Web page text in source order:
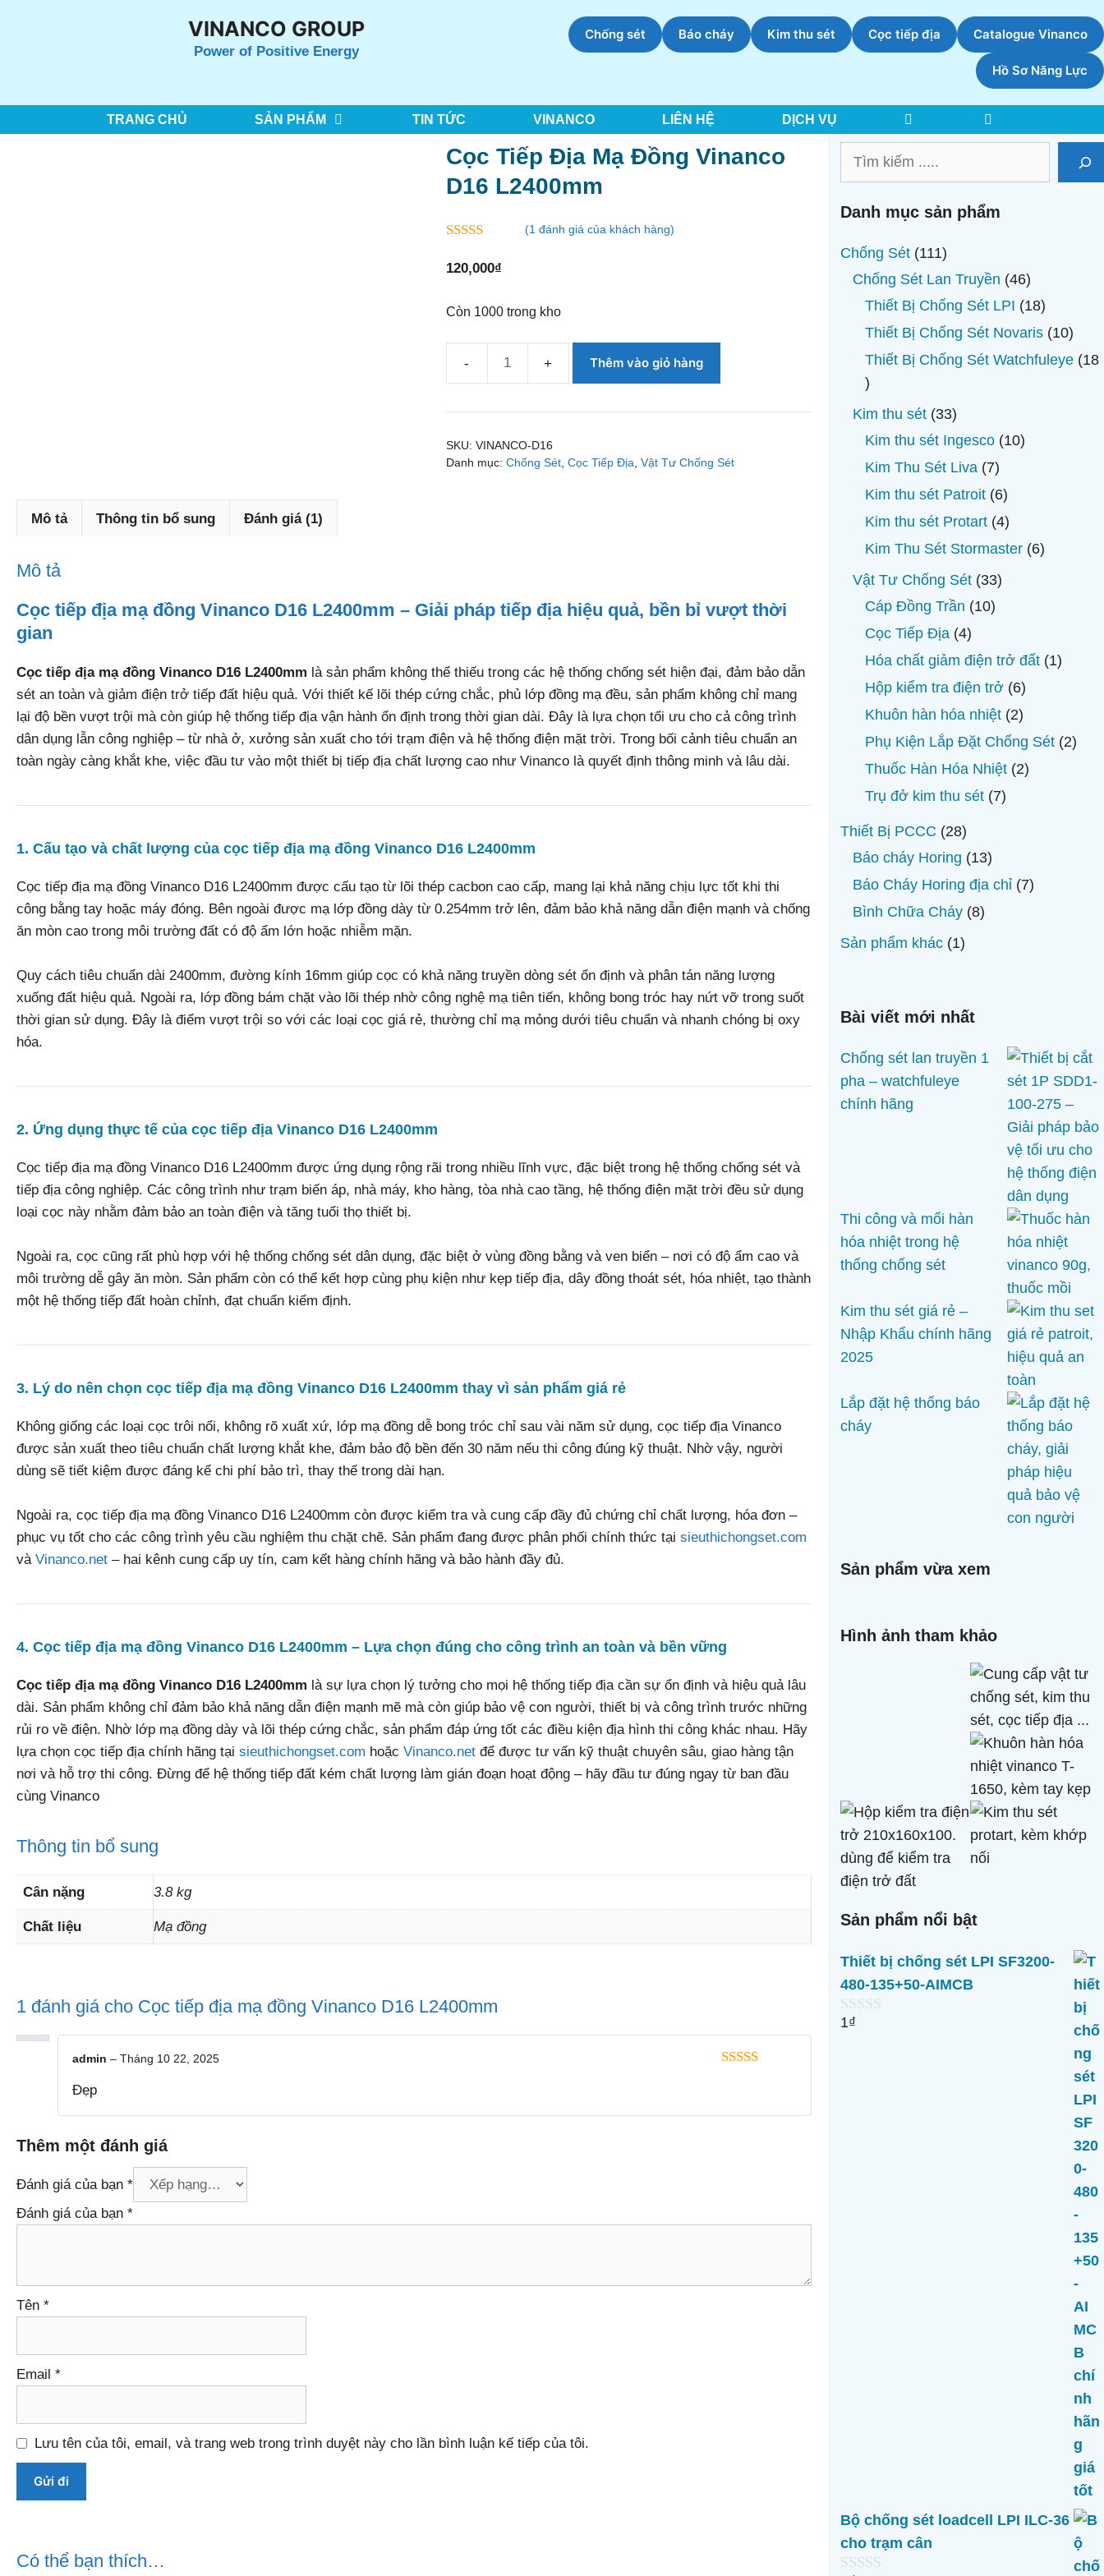
Chống sét Báo cháy Kim thu sét Cọc tiếp địa Catalogue Vinanco
Hồ Sơ Năng Lực
VINANCO GROUP
Power of Positive Energy
TRANG CHỦ SẢN PHẨM TIN TỨC VINANCO LIÊN HỆ DỊCH VỤ
Cọc Tiếp Địa Mạ Đồng Vinanco
D16 L2400mm
(1đánh giá của khách hàng)
120,000₫
Còn 1000 trong kho
địa
mạ
đồng
Thêm vào giỏ hàng
SKU: VINANCO-D16
Danh mục: Chống Sét, Cọc Tiếp Địa, Vật Tư Chống Sét
Mô tả Thông tin bổ sung Đánh giá (1)
Mô tả
Cọc tiếp địa mạ đồng Vinanco D16 L2400mm – Giải pháp tiếp địa hiệu quả, bền bỉ vượt thời
gian
Cọc tiếp địa mạ đồng Vinanco D16 L2400mm là sản phẩm không thể thiếu trong các hệ thống chống sét hiện đại, đảm bảo dẫn
sét an toàn và giảm điện trở tiếp đất hiệu quả. Với thiết kế lõi thép cứng chắc, phủ lớp đồng mạ đều, sản phẩm không chỉ mang
lại độ bền vượt trội mà còn giúp hệ thống tiếp địa vận hành ổn định trong thời gian dài. Đây là lựa chọn tối ưu cho cả công trình
dân dụng lẫn công nghiệp – từ nhà ở, xưởng sản xuất cho tới trạm điện và hệ thống điện mặt trời. Trong bối cảnh tiêu chuẩn an
toàn ngày càng khắt khe, việc đầu tư vào một thiết bị tiếp địa chất lượng cao như Vinanco là quyết định thông minh và lâu dài.
1. Cấu tạo và chất lượng của cọc tiếp địa mạ đồng Vinanco D16 L2400mm
Cọc tiếp địa mạ đồng Vinanco D16 L2400mm được cấu tạo từ lõi thép cacbon cao cấp, mang lại khả năng chịu lực tốt khi thi
công bằng tay hoặc máy đóng. Bên ngoài được mạ lớp đồng dày từ 0.254mm trở lên, đảm bảo khả năng dẫn điện mạnh và chống
ăn mòn cao trong môi trường đất có độ ẩm lớn hoặc nhiễm mặn.
Quy cách tiêu chuẩn dài 2400mm, đường kính 16mm giúp cọc có khả năng truyền dòng sét ổn định và phân tán năng lượng
xuống đất hiệu quả. Ngoài ra, lớp đồng bám chặt vào lõi thép nhờ công nghệ mạ tiên tiến, không bong tróc hay nứt vỡ trong suốt
thời gian sử dụng. Đây là điểm vượt trội so với các loại cọc giá rẻ, thường chỉ mạ mỏng dưới tiêu chuẩn và nhanh chóng bị oxy
hóa.
2. Ứng dụng thực tế của cọc tiếp địa Vinanco D16 L2400mm
Cọc tiếp địa mạ đồng Vinanco D16 L2400mm được ứng dụng rộng rãi trong nhiều lĩnh vực, đặc biệt trong hệ thống chống sét và
tiếp địa công nghiệp. Các công trình như trạm biến áp, nhà máy, kho hàng, tòa nhà cao tầng, hệ thống điện mặt trời đều sử dụng
loại cọc này nhằm đảm bảo an toàn điện và tăng tuổi thọ thiết bị.
Ngoài ra, cọc cũng rất phù hợp với hệ thống chống sét dân dụng, đặc biệt ở vùng đồng bằng và ven biển – nơi có độ ẩm cao và
môi trường dễ gây ăn mòn. Sản phẩm còn có thể kết hợp cùng phụ kiện như kẹp tiếp địa, dây đồng thoát sét, hóa nhiệt, tạo thành
một hệ thống tiếp đất hoàn chỉnh, đạt chuẩn kiểm định.
3. Lý do nên chọn cọc tiếp địa mạ đồng Vinanco D16 L2400mm thay vì sản phẩm giá rẻ
Không giống các loại cọc trôi nổi, không rõ xuất xứ, lớp mạ đồng dễ bong tróc chỉ sau vài năm sử dụng, cọc tiếp địa Vinanco
được sản xuất theo tiêu chuẩn chất lượng khắt khe, đảm bảo độ bền đến 30 năm nếu thi công đúng kỹ thuật. Nhờ vậy, người
dùng sẽ tiết kiệm được đáng kể chi phí bảo trì, thay thế trong dài hạn.
Ngoài ra, cọc tiếp địa mạ đồng Vinanco D16 L2400mm còn được kiểm tra và cung cấp đầy đủ chứng chỉ chất lượng, hóa đơn –
phục vụ tốt cho các công trình yêu cầu nghiệm thu chặt chẽ. Sản phẩm đang được phân phối chính thức tại sieuthichongset.com
và Vinanco.net – hai kênh cung cấp uy tín, cam kết hàng chính hãng và bảo hành đầy đủ.
4. Cọc tiếp địa mạ đồng Vinanco D16 L2400mm – Lựa chọn đúng cho công trình an toàn và bền vững
Cọc tiếp địa mạ đồng Vinanco D16 L2400mm là sự lựa chọn lý tưởng cho mọi hệ thống tiếp địa cần sự ổn định và hiệu quả lâu
dài. Sản phẩm không chỉ đảm bảo khả năng dẫn điện mạnh mẽ mà còn giúp bảo vệ con người, thiết bị và công trình trước những
rủi ro về điện. Nhờ lớp mạ đồng dày và lõi thép cứng chắc, sản phẩm đáp ứng tốt các điều kiện địa hình thi công khác nhau. Hãy
lựa chọn cọc tiếp địa chính hãng tại sieuthichongset.com hoặc Vinanco.net để được tư vấn kỹ thuật chuyên sâu, giao hàng tận
nơi và hỗ trợ thi công. Đừng để hệ thống tiếp đất kém chất lượng làm gián đoạn hoạt động – hãy đầu tư đúng ngay từ ban đầu
cùng Vinanco
Thông tin bổ sung
Cân nặng 3.8 kg
Chất liệu Mạ đồng
1 đánh giá cho Cọc tiếp địa mạ đồng Vinanco D16 L2400mm
admin – Tháng 10 22, 2025
Đẹp
Thêm một đánh giá
Đánh giá của bạn *
Đánh giá của bạn *
Tên *
Email *
Lưu tên của tôi, email, và trang web trong trình duyệt này cho lần bình luận kế tiếp của tôi.
Có thể bạn thích…
Tìm
Danh mục sản phẩm
Chống Sét 111111
sản
phẩm
Chống Sét Lan Truyền 4646
sản
phẩm
Thiết Bị Chống Sét LPI 1818
sản
phẩm
Thiết Bị Chống Sét Novaris 1010
sản
Thiết Bị Chống Sét Watchfuleye 18
18
sản
Kim thu sét 3333
sản
phẩm
Kim thu sét Ingesco 1010
Kim Thu Sét Liva 77
sản
phẩm
Kim thu sét Patroit 66
sản
phẩm
Kim thu sét Protart 44
sản
Kim Thu Sét Stormaster 66
Vật Tư Chống Sét 3333
Cáp Đồng Trần 1010
phẩm
Cọc Tiếp Địa 44
sản
phẩm
Hóa chất giảm điện trở đất 11
Hộp kiểm tra điện trở 66
sản
phẩm
Khuôn hàn hóa nhiệt 22
sản
phẩm
Phụ Kiện Lắp Đặt Chống Sét 22
Thuốc Hàn Hóa Nhiệt 22
Trụ đở kim thu sét 77
Thiết Bị PCCC 2828
sản
phẩm
Báo cháy Horing 1313
sản
Báo Cháy Horing địa chỉ 77
Bình Chữa Cháy 88
Sản phẩm khác 11
Bài viết mới nhất
Chống sét lan truyền 1
pha – watchfuleye
chính hãng
Thi công và mối hàn
hóa nhiệt trong hệ
thống chống sét
Kim thu sét giá rẻ –
Nhập Khẩu chính hãng
2025
Lắp đặt hệ thống báo
cháy
Sản phẩm vừa xem
Hình ảnh tham khảo
Sản phẩm nổi bật
Thiết bị chống sét LPI SF3200-
480-135+50-AIMCB
0
1₫
Bộ chống sét loadcell LPI ILC-36
cho trạm cân